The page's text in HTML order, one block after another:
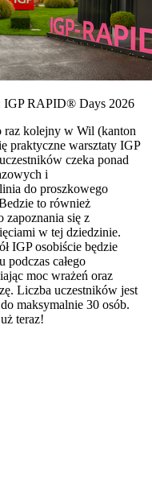
RAPID® Days 2026
raz kolejny w Wil (kanton
praktyczne warsztaty IGP
czeka ponad
i
do proszkowego
to również
zapoznania się z
w tej dziedzinie.
IGP osobiście będzie
podczas całego
moc wrażeń oraz
Liczba uczestników jest
maksymalnie 30 osób.
teraz!